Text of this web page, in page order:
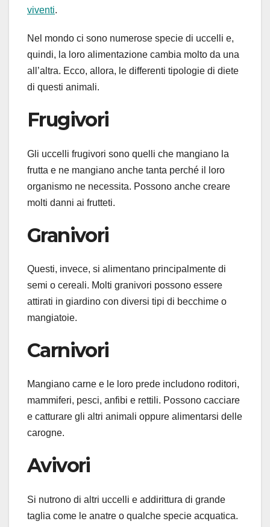
viventi.
Nel mondo ci sono numerose specie di uccelli e,
quindi, la loro alimentazione cambia molto da una
all’altra. Ecco, allora, le differenti tipologie di diete
di questi animali.
Frugivori
Gli uccelli frugivori sono quelli che mangiano la
frutta e ne mangiano anche tanta perché il loro
organismo ne necessita. Possono anche creare
molti danni ai frutteti.
Granivori
Questi, invece, si alimentano principalmente di
semi o cereali. Molti granivori possono essere
attirati in giardino con diversi tipi di becchime o
mangiatoie.
Carnivori
Mangiano carne e le loro prede includono roditori,
mammiferi, pesci, anfibi e rettili. Possono cacciare
e catturare gli altri animali oppure alimentarsi delle
carogne.
Avivori
Si nutrono di altri uccelli e addirittura di grande
taglia come le anatre o qualche specie acquatica.